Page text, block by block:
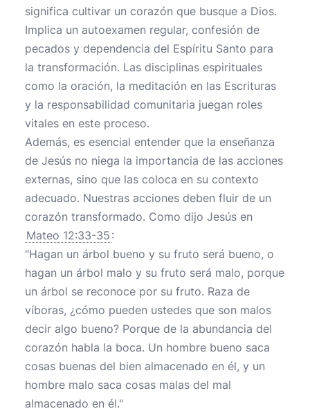
significa cultivar un corazón que busque a Dios.
Implica un autoexamen regular, confesión de
pecados y dependencia del Espíritu Santo para
la transformación. Las disciplinas espirituales
como la oración, la meditación en las Escrituras
y la responsabilidad comunitaria juegan roles
vitales en este proceso.
Además, es esencial entender que la enseñanza
de Jesús no niega la importancia de las acciones
externas, sino que las coloca en su contexto
adecuado. Nuestras acciones deben fluir de un
corazón transformado. Como dijo Jesús en
Mateo 12:33-35 :
"Hagan un árbol bueno y su fruto será bueno, o
hagan un árbol malo y su fruto será malo, porque
un árbol se reconoce por su fruto. Raza de
víboras, ¿cómo pueden ustedes que son malos
decir algo bueno? Porque de la abundancia del
corazón habla la boca. Un hombre bueno saca
cosas buenas del bien almacenado en él, y un
hombre malo saca cosas malas del mal
almacenado en él."